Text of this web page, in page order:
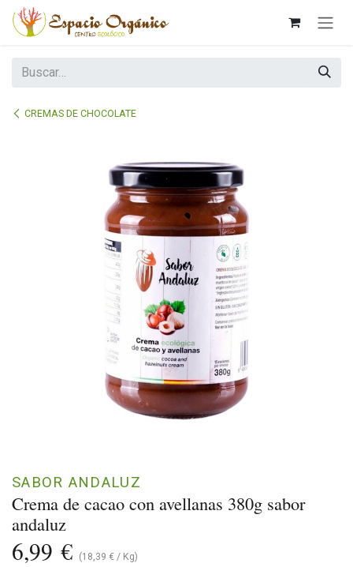
Ir al contenido
CREMAS DE CHOCOLATE
Crema de cacao con avellanas 380g sabor
andaluz
SABOR ANDALUZ
6,99 € (18,39 € / Kg)